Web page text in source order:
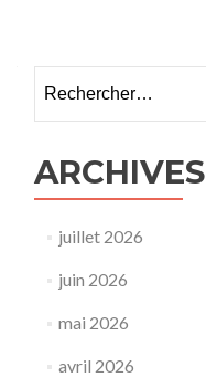
ARCHIVES
juillet 2026
juin 2026
mai 2026
avril 2026